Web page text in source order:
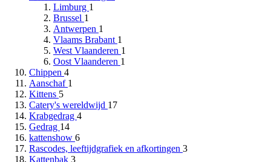
Limburg 1
Brussel 1
Antwerpen 1
Vlaams Brabant 1
West Vlaanderen 1
Oost Vlaanderen 1
Chippen 4
Aanschaf 1
Kittens 5
Catery's wereldwijd 17
Krabgedrag 4
Gedrag 14
kattenshow 6
Rascodes, leeftijdgrafiek en afkortingen 3
Kattenbak 3